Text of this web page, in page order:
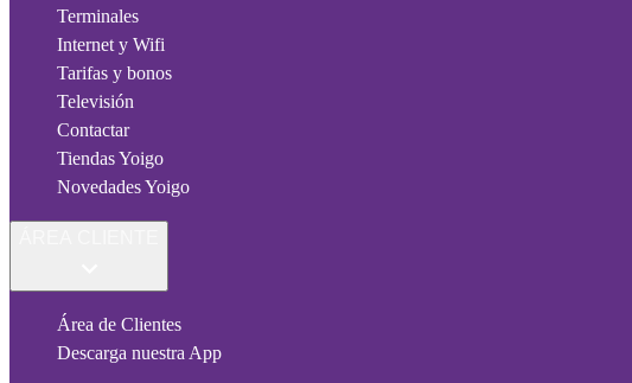
Terminales
Internet y Wifi
Tarifas y bonos
Televisión
Contactar
Tiendas Yoigo
Novedades Yoigo
Área de Clientes
Descarga nuestra App